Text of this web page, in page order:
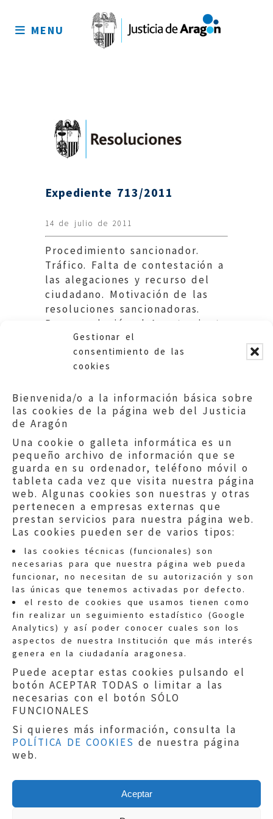
Gestionar el
consentimiento de las
cookies
Bienvenida/o a la información básica sobre
las cookies de la página web del Justicia
de Aragón
Una cookie o galleta informática es un
pequeño archivo de información que se
guarda en su ordenador, teléfono móvil o
tableta cada vez que visita nuestra página
web. Algunas cookies son nuestras y otras
pertenecen a empresas externas que
prestan servicios para nuestra página web.
Las cookies pueden ser de varios tipos:
las cookies técnicas (funcionales) son
necesarias para que nuestra página web pueda
funcionar, no necesitan de su autorización y son
las únicas que tenemos activadas por defecto.
el resto de cookies que usamos tienen como
fin realizar un seguimiento estadístico (Google
Analytics) y así poder conocer cuales son los
aspectos de nuestra Institución que más interés
genera en la ciudadanía aragonesa.
Puede aceptar estas cookies pulsando el
botón ACEPTAR TODAS o limitar a las
necesarias con el botón SÓLO
FUNCIONALES
Si quieres más información, consulta la
POLÍTICA DE COOKIES de nuestra página
web.
Aceptar
sitio
MENU
Expediente 713/2011
14 de julio de 2011
Procedimiento sancionador.
Tráfico. Falta de contestación a
las alegaciones y recurso del
ciudadano. Motivación de las
resoluciones sancionadoras.
Recomendación al Ayuntamiento
de Monzón.
Quejas:quejas@eljusticiadearagon.es
Información general:
informacion@eljusticiadearagon.es
Teléfonos:900 210 210/
Aviso legal|Política de privacidad|
Protección de Datos
Política de cookies
Copyright © 2019El Justicia de Aragón|